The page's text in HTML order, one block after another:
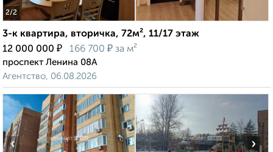
2/2
3-к квартира, вторичка, 72м², 11/17 этаж
12 000 000 ₽ 166 700 ₽ за м²
проспект Ленина 08А
Агентство, 06.08.2026
‹ ›